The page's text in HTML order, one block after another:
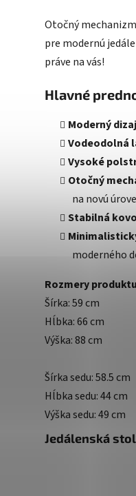
Otočný
pre modernú
práve na vás!
Hlavné
Moderný
Vodeodolná
Vysoké
Otočný
na novú
Stabilná
moderného
Rozmery
Šírka: 59 cm
Hĺbka: 66 cm
Výška: 88 cm
Šírka sedu: 58.5 cm
Hĺbka sedu: 44 cm
Výška sedu: 49 cm
Jedálenská